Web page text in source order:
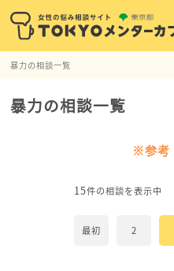
暴力の相談一覧
暴力の相談一覧
※参考
15件の相談を表示中
最初 2